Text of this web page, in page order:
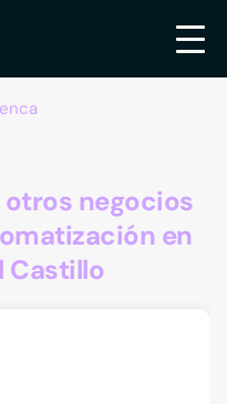
negocios
en
Castillo